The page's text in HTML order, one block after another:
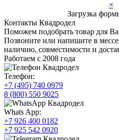
×
Загрузка
Контакты Квадродел
Поможем подобрать товар для
Позвоните или напишите в
наличию, совместимости и
Работаем с 2008 года
Телефон:
+7 (495) 740 0979
8 (800) 550 9025
Whats App:
+7 926 400 0182
+7 925 542 0920